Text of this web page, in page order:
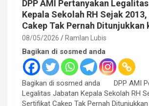
DPP AMI Pertanyakan
Kepala Sekolah RH Sejak
Cakep Tak Pernah Ditunjukkan
08/05/2026 Ramlan Lubis
Bagikan di sosmed anda
Bagikan di sosmed anda DPP AMI
Legalitas Jabatan Kepala Sekolah RH
Sertifikat Cakep Tak Pernah